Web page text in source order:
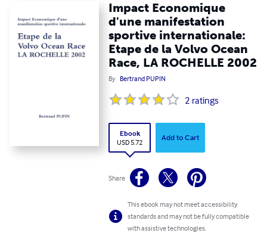
Impact Economique
d'une manifestation
sportive internationale:
Etape de la Volvo Ocean
Race, LA ROCHELLE 2002
By Bertrand PUPIN
2 ratings
Ebook
USD 5.72
Add to Cart
Share
This ebook may not meet accessibility
standards and may not be fully compatible
with assistive technologies.